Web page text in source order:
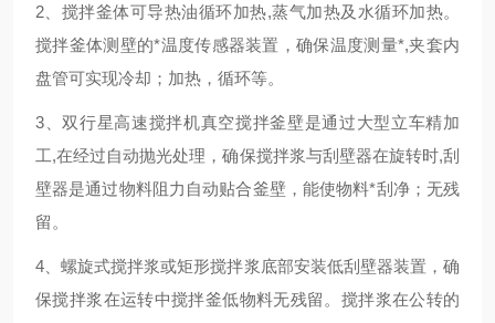
2、搅拌釜体可导热油循环加热,蒸气加热及水循环加热。
搅拌釜体测壁的*温度传感器装置，确保温度测量*,夹套内
盘管可实现冷却；加热，循环等。
3、双行星高速搅拌机真空搅拌釜壁是通过大型立车精加
工,在经过自动抛光处理，确保搅拌浆与刮壁器在旋转时,刮
壁器是通过物料阻力自动贴合釜壁，能使物料*刮净；无残
留。
4、螺旋式搅拌浆或矩形搅拌浆底部安装低刮壁器装置，确
保搅拌浆在运转中搅拌釜低物料无残留。搅拌浆在公转的